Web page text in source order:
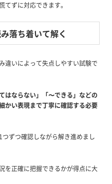
ずに対応できます。
落ち着いて解く
違いによって失点しやすい試験で
はならない」「〜できる」などの
かい表現まで丁寧に確認する必要
ずつ確認しながら解き進めまし
を正確に把握できるかが得点に大